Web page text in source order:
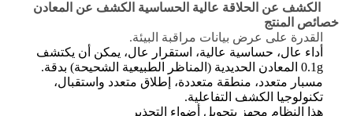
الكشف عن الحلاقة عالية الحساسية الكشف عن المعادن
خصائص المنتج
القدرة على عرض بيانات مراقبة البيئة.
أداء عال، حساسية عالية، استقرار عال، يمكن أن يكتشف
0.1g المعادن الحديدية (المناظر الطبيعية الشحيحة) بدقة.
مسبار متعدد، منطقة متعددة، إطلاق متعدد واستقبال،
تكنولوجيا الكشف التفاعلية.
هذا النظام مجهز بتحويل أضواء التحذير